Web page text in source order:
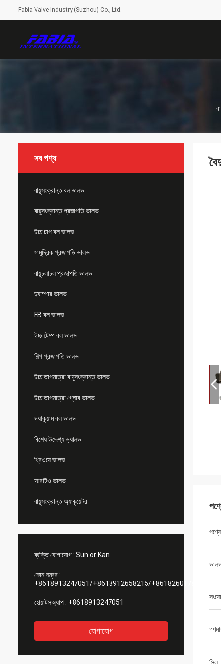
Fabia Valve Industry (Suzhou) Co., Ltd.
সব পণ্য
বায়ুসংক্রান্ত বল ভালভ
বায়ুসংক্রান্ত প্রজাপতি ভালভ
উচ্চ চাপ বল ভালভ
সামুদ্রিক প্রজাপতি ভালভ
বায়ুচলাচল প্রজাপতি ভালভ
ড্যাম্পার ভালভ
FB বল ভালভ
উচ্চ টেম্প বল ভালভ
শিল্প প্রজাপতি ভালভ
উচ্চ তাপমাত্রা বায়ুসংক্রান্ত ভালভ
উচ্চ তাপমাত্রা গ্লোব ভালভ
ভ্যাকুয়াম বল ভালভ
বিশেষ উদ্দেশ্য ভ্যালভ
থ্রিওয়ে ভালভ
আরটিও ভালভ
বায়ুসংক্রান্ত অ্যাকুয়েটর
ব্যক্তি যোগাযোগ : Sun or Kan
ফোন নম্বর :
+8618913247051/+8618912658215/+8618260178084
হোয়াটসঅ্যাপ : +8618913247051
যোগাযোগ
সিল